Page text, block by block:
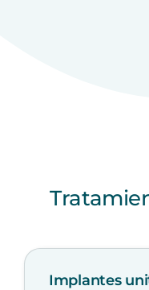
Implantes